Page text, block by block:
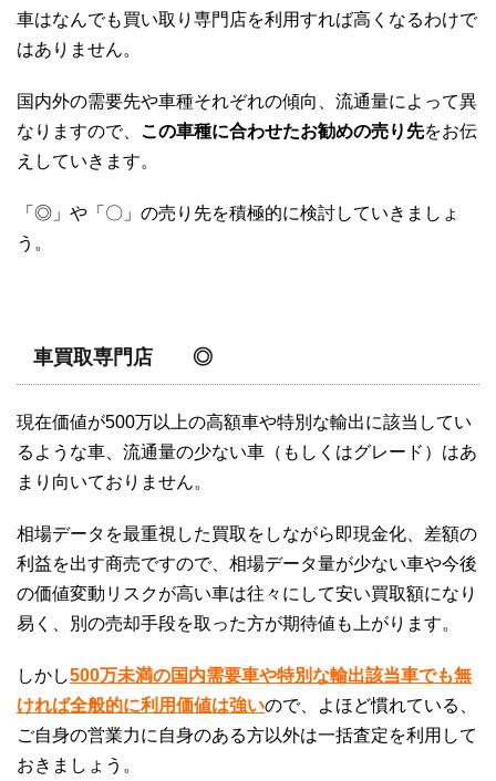
車はなんでも買い取り専門店を利用すれば高くなるわけで
はありません。
国内外の需要先や車種それぞれの傾向、流通量によって異
なりますので、 この車種に合わせたお勧めの売り先をお伝
えしていきます。
「◎」や「〇」の売り先を積極的に検討していきましょ
う。
車買取専門店 ◎
現在価値が500万以上の高額車や特別な輸出に該当してい
るような車、流通量の少ない車（もしくはグレード）はあ
まり向いておりません。
相場データを最重視した買取をしながら即現金化、差額の
利益を出す商売ですので、相場データ量が少ない車や今後
の価値変動リスクが高い車は往々にして安い買取額になり
易く、別の売却手段を取った方が期待値も上がります。
しかし500万未満の国内需要車や特別な輸出該当車でも無
ければ全般的に利用価値は強いので、よほど慣れている、
ご自身の営業力に自身のある方以外は一括査定を利用して
おきましょう。